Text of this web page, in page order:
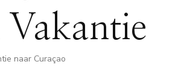
naar Curaçao